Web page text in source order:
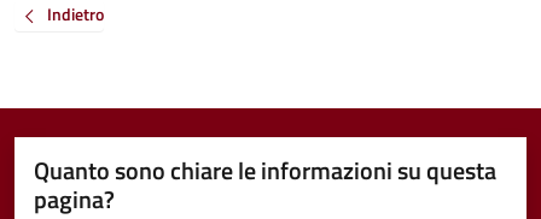
Indietro
Quanto sono chiare le informazioni su questa
pagina?